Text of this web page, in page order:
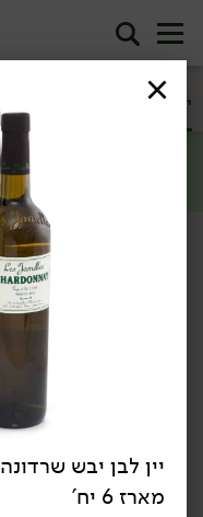
יינות
/יינות
מבצע: יין לה בל אנג'ל 2 יח' ב- 99.00 ₪
*לפי תקנון מבצע, הזול מבניהם.
יין לבן יבש
מארז 6 יח'